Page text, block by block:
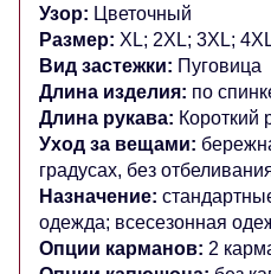
Узор: Цветочный
Размер: XL; 2XL; 3XL;
Вид застежки: Пуговица
Длина изделия: по
Длина рукава: Короткий
Уход за вещами:
градусах, без
Назначение:
одежда; всесезонная
Опции карманов: 2